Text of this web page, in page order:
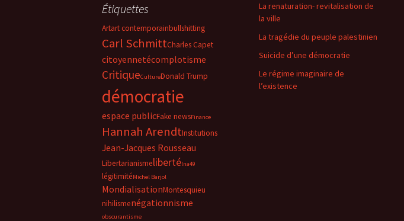
La renaturation- revitalisation de
la ville
La tragédie du peuple palestinien
Suicide d’une démocratie
Le régime imaginaire de
l’existence
Étiquettes
Artart contemporainbullshitting
Carl SchmittCharles Capet
citoyennetécomplotisme
CritiqueCultureDonald Trump
démocratie
espace publicFake newsFinance
Hannah ArendtInstitutions
Jean-Jacques Rousseau
Libertarianismelibertélna49
légitimitéMichel Barjol
MondialisationMontesquieu
nihilismenégationnisme
obscurantisme